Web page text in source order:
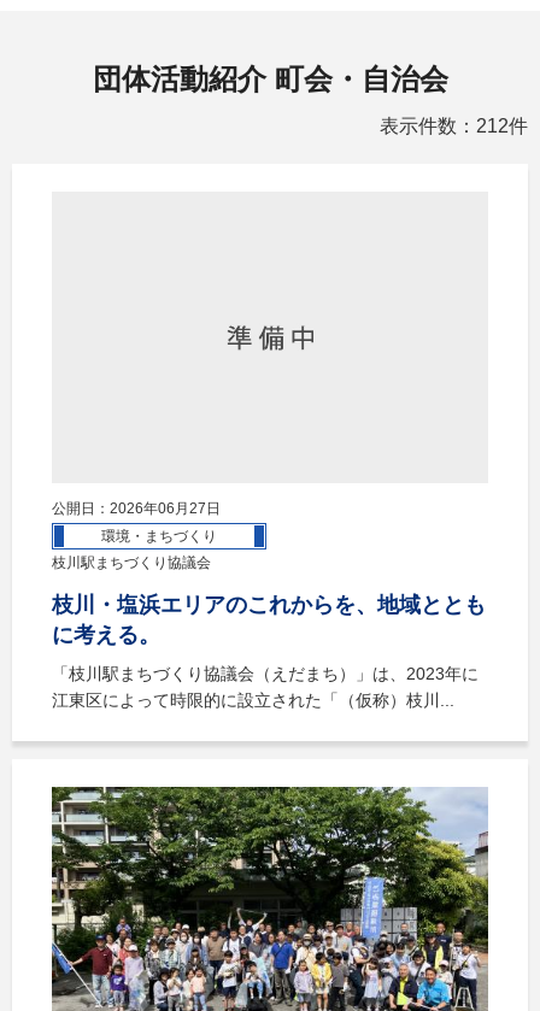
団体活動紹介 町会・自治会
表示件数：212件
公開日：2026年06月27日
環境・まちづくり
枝川駅まちづくり協議会
枝川・塩浜エリアのこれからを、地域ととも
に考える。
「枝川駅まちづくり協議会（えだまち）」は、2023年に
江東区によって時限的に設立された「（仮称）枝川...